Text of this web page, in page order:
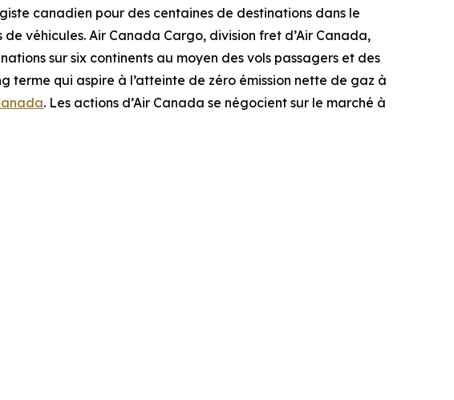
canadien pour des centaines de destinations dans le
véhicules. Air Canada Cargo, division fret d’Air Canada,
sur six continents au moyen des vols passagers et des
terme qui aspire à l’atteinte de zéro émission nette de gaz à
. Les actions d’Air Canada se négocient sur le marché à